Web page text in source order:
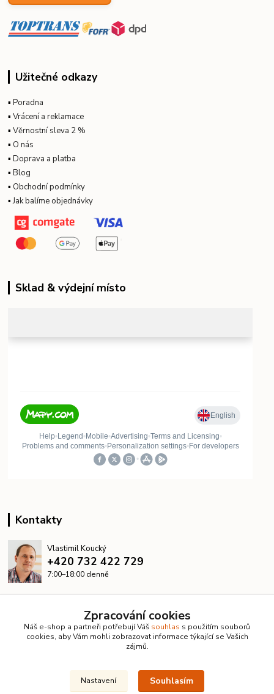
Užitečné odkazy
▪Poradna
▪Vrácení a reklamace
▪Věrnostní sleva 2 %
▪ O nás
▪Doprava a platba
▪Blog
▪ Obchodní podmínky
▪Jak balíme objednávky
Sklad & výdejní místo
Kontakty
Vlastimil Koucký
+420 732 422 729
7:00–18:00 denně
© 2026 KanalizaceLevne.cz · Všechna práva vyhrazena ·
Zpracování cookies
Náš e-shop a partneři potřebují Váš souhlas s použitím souborů
cookies, aby Vám mohli zobrazovat informace týkající se Vašich
zájmů.
Nastavení Souhlasím